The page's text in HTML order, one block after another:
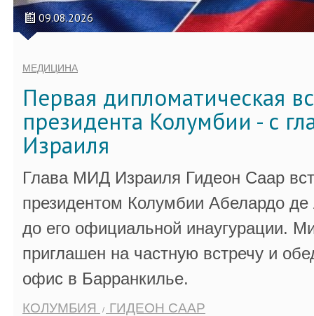
09.08.2026
МЕДИЦИНА
Первая дипломатическая
президента Колумбии - с
Израиля
Глава МИД Израиля Гидеон Саар
президентом Колумбии Абелардо
до его официальной инаугурации.
приглашен на частную встречу и
офис в Барранкилье.
КОЛУМБИЯ ГИДЕОН СААР